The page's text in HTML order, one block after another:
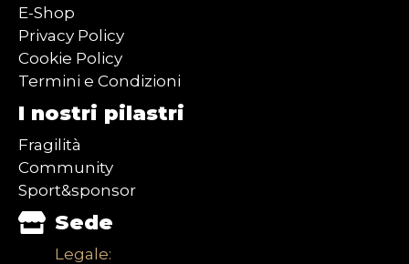
E-Shop
Privacy Policy
Cookie Policy
Termini e Condizioni
I nostri pilastri
Fragilità
Community
Sport&sponsor
Sede
Legale: